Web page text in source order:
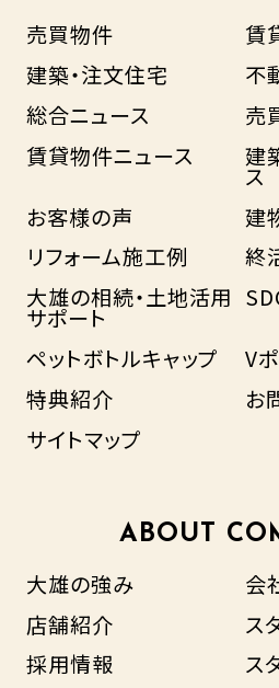
売買物件
賃
建築・注文住宅
不
総合ニュース
売
賃貸物件ニュース
建
ス
お客様の声
建
リフォーム施工例
終
大雄の相続・土地活用
サポート
ペットボトルキャップ
V
特典紹介
お
サイトマップ
ABOUT
大雄の強み
会
店舗紹介
ス
採用情報
ス